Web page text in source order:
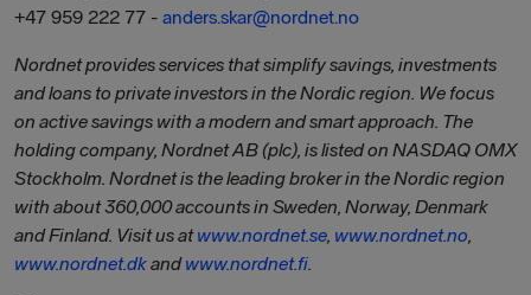
+47 959 222 77 - anders.skar@nordnet.no
Nordnet provides services that simplify savings, investments
and loans to private investors in the Nordic region. We focus
on active savings with a modern and smart approach. The
holding company, Nordnet AB (plc), is listed on NASDAQ OMX
Stockholm. Nordnet is the leading broker in the Nordic region
with about 360,000 accounts in Sweden, Norway, Denmark
and Finland. Visit us atwww.nordnet.se, www.nordnet.no,
www.nordnet.dkandwww.nordnet.fi.